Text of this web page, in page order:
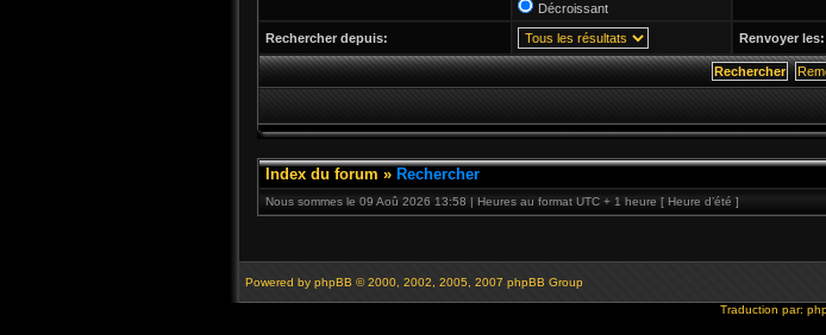
Décroissant
Rechercher depuis: Renvoyer les:
Index du forum » Rechercher
Nous sommes le 09 Aoû 2026 13:58 | Heures au format UTC + 1 heure [ Heure d’été ]
Powered by phpBB © 2000, 2002, 2005, 2007 phpBB Group
Traduction par: